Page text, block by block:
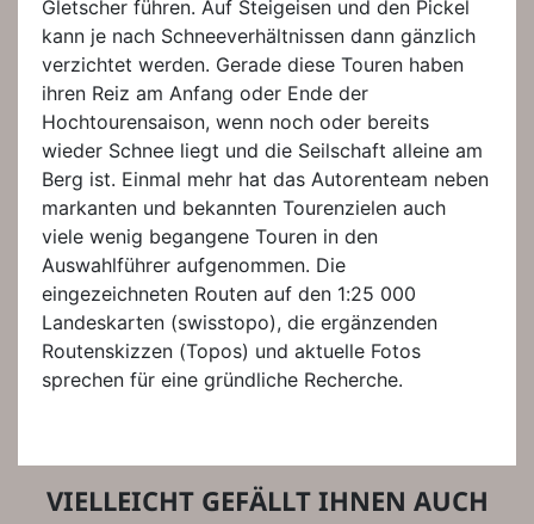
Gletscher führen. Auf Steigeisen und den Pickel
kann je nach Schneeverhältnissen dann gänzlich
verzichtet werden. Gerade diese Touren haben
ihren Reiz am Anfang oder Ende der
Hochtourensaison, wenn noch oder bereits
wieder Schnee liegt und die Seilschaft alleine am
Berg ist. Einmal mehr hat das Autorenteam neben
markanten und bekannten Tourenzielen auch
viele wenig begangene Touren in den
Auswahlführer aufgenommen. Die
eingezeichneten Routen auf den 1:25 000
Landeskarten (swisstopo), die ergänzenden
Routenskizzen (Topos) und aktuelle Fotos
sprechen für eine gründliche Recherche.
VIELLEICHT GEFÄLLT IHNEN AUCH